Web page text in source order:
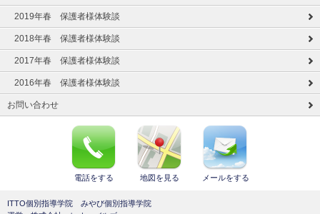
2019年春 保護者様体験談
2018年春 保護者様体験談
2017年春 保護者様体験談
2016年春 保護者様体験談
お問い合わせ
電話をする 地図を見る メールをする
ITTO個別指導学院 みやび個別指導学院